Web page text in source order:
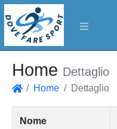
Home Dettaglio
Home Dettaglio
Nome